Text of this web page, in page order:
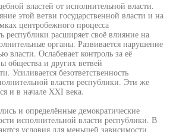
властей от исполнительной власти.
этой ветви государственной власти и на
центробежного процесса
республики расширяет своё влияние на
органы. Развивается нарушение
власти. Ослабевает контроль за её
общества и других ветвей
Усиливается безответственность
власти республики. Эти же
и в начале XXI века.
и определённые демократические
исполнительной власти республики. В
условия для меньшей зависимости